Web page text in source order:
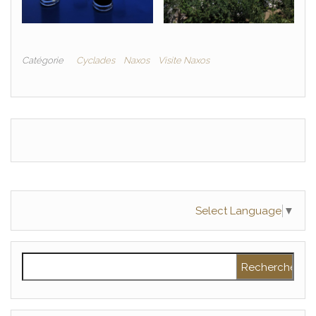
Catégorie Cyclades Naxos Visite Naxos
Select Language ▼